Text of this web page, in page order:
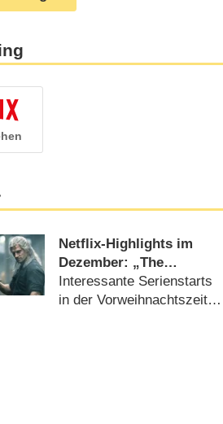
Netflix-Highlights im
Dezember: „The
Witcher“, „V Wars“,
„You“ und „Soundtrack“
Interessante Serienstarts
in der Vorweihnachtszeit